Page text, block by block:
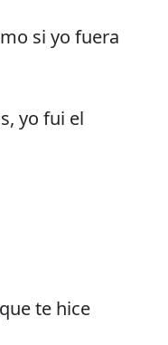
si yo fuera
yo fui el
te hice